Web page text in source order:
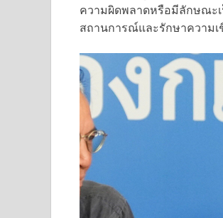
ความผิดพลาดหรือมีลักษณะ
สถานการณ์และรักษาความเ